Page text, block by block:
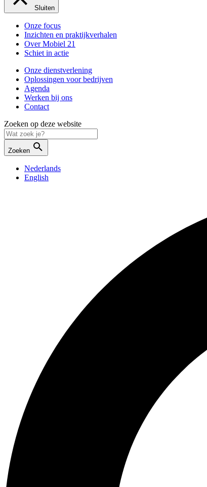
Sluiten
Onze focus
Inzichten en praktijkverhalen
Over Mobiel 21
Schiet in actie
Onze dienstverlening
Oplossingen voor bedrijven
Agenda
Werken bij ons
Contact
Zoeken op deze website
Zoeken
Nederlands
English